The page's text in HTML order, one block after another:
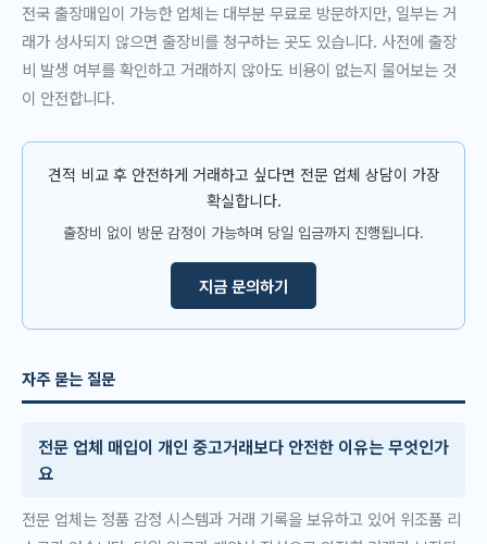
전국 출장매입이 가능한 업체는 대부분 무료로 방문하지만, 일부는 거
래가 성사되지 않으면 출장비를 청구하는 곳도 있습니다. 사전에 출장
비 발생 여부를 확인하고 거래하지 않아도 비용이 없는지 물어보는 것
이 안전합니다.
견적 비교 후 안전하게 거래하고 싶다면 전문 업체 상담이 가장
확실합니다.
출장비 없이 방문 감정이 가능하며 당일 입금까지 진행됩니다.
지금 문의하기
자주 묻는 질문
전문 업체 매입이 개인 중고거래보다 안전한 이유는 무엇인가
요
전문 업체는 정품 감정 시스템과 거래 기록을 보유하고 있어 위조품 리